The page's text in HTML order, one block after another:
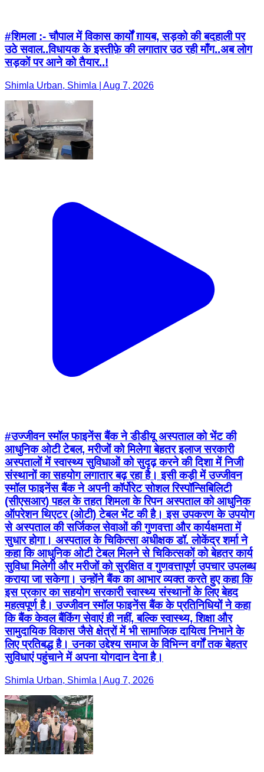
#शिमला :- चौपाल में विकास कार्यों ग़ायब, सड़को की बदहाली पर
उठे सवाल..विधायक के इस्तीफ़े की लगातार उठ रही माँग..अब लोग
सड़कों पर आने को तैयार..!
Shimla Urban, Shimla | Aug 7, 2026
#उज्जीवन स्मॉल फाइनेंस बैंक ने डीडीयू अस्पताल को भेंट की
आधुनिक ओटी टेबल, मरीजों को मिलेगा बेहतर इलाज सरकारी
अस्पतालों में स्वास्थ्य सुविधाओं को सुदृढ़ करने की दिशा में निजी
संस्थानों का सहयोग लगातार बढ़ रहा है। इसी कड़ी में उज्जीवन
स्मॉल फाइनेंस बैंक ने अपनी कॉर्पोरेट सोशल रिस्पॉन्सिबिलिटी
(सीएसआर) पहल के तहत शिमला के रिपन अस्पताल को आधुनिक
ऑपरेशन थिएटर (ओटी) टेबल भेंट की है। इस उपकरण के उपयोग
से अस्पताल की सर्जिकल सेवाओं की गुणवत्ता और कार्यक्षमता में
सुधार होगा। अस्पताल के चिकित्सा अधीक्षक डॉ. लोकेंद्र शर्मा ने
कहा कि आधुनिक ओटी टेबल मिलने से चिकित्सकों को बेहतर कार्य
सुविधा मिलेगी और मरीजों को सुरक्षित व गुणवत्तापूर्ण उपचार उपलब्ध
कराया जा सकेगा। उन्होंने बैंक का आभार व्यक्त करते हुए कहा कि
इस प्रकार का सहयोग सरकारी स्वास्थ्य संस्थानों के लिए बेहद
महत्वपूर्ण है। उज्जीवन स्मॉल फाइनेंस बैंक के प्रतिनिधियों ने कहा
कि बैंक केवल बैंकिंग सेवाएं ही नहीं, बल्कि स्वास्थ्य, शिक्षा और
सामुदायिक विकास जैसे क्षेत्रों में भी सामाजिक दायित्व निभाने के
लिए प्रतिबद्ध है। उनका उद्देश्य समाज के विभिन्न वर्गों तक बेहतर
सुविधाएं पहुंचाने में अपना योगदान देना है।
Shimla Urban, Shimla | Aug 7, 2026